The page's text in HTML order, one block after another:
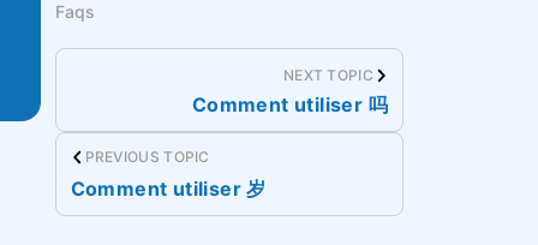
Faqs
NEXT TOPIC
Comment utiliser 吗
PREVIOUS TOPIC
Comment utiliser 岁